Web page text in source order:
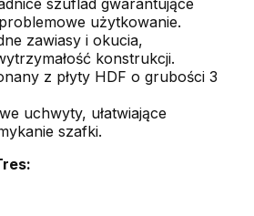
użytkowanie.
zawiasy i okucia,
konstrukcji.
z płyty HDF o grubości 3
uchwyty, ułatwiające
szafki.